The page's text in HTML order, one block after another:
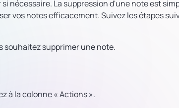
nécessaire. La suppression d'une note est
vos notes efficacement. Suivez les étapes
souhaitez supprimer une note.
à la colonne « Actions ».